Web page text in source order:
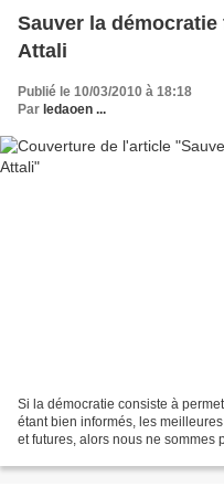
Sauver la
Attali
Publié le 10/03/2010 à 18:18
Par ledaoen ...
Si la démocratie consiste à
étant bien informés, les
et futures, alors nous ne sommes